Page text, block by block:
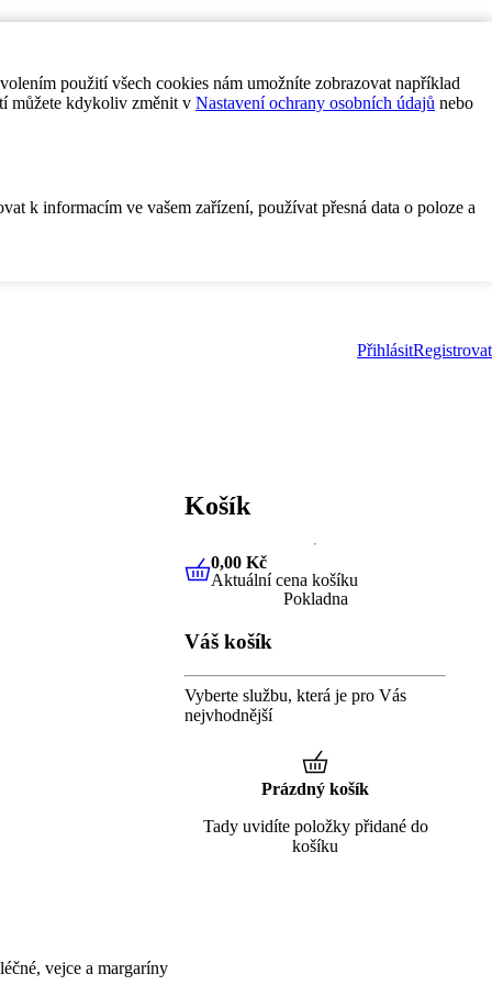
použití všech cookies nám umožníte zobrazovat například
můžete kdykoliv změnit v Nastavení ochrany osobních údajů nebo
k informacím ve vašem zařízení, používat přesná data o poloze a
PřihlásitRegistrovat
vejce a margaríny
Košík
0,00 KčAktuální cena košíku
0,00 Kč
Aktuální cena košíku
Pokladna
Váš košík
Vyberte službu, která je pro Vás
nejvhodnější
Prázdný košík
Tady uvidíte položky přidané do
košíku